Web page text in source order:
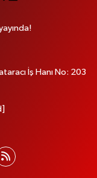
İş Hanı No: 203